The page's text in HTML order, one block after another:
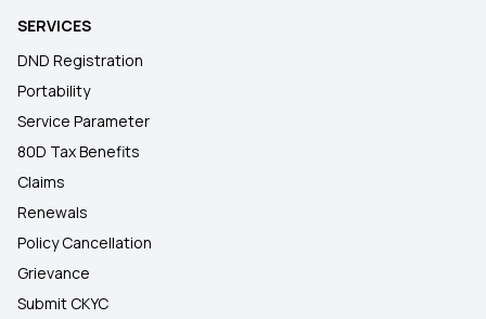
SERVICES
DND Registration
Portability
Service Parameter
80D Tax Benefits
Claims
Renewals
Policy Cancellation
Grievance
Submit CKYC